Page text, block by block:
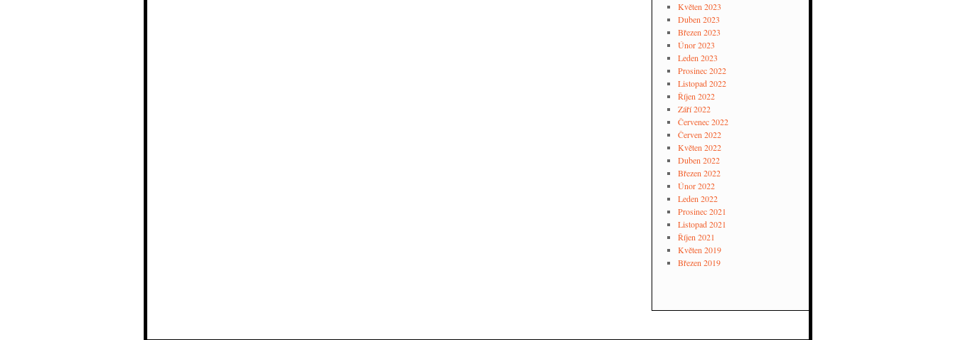
Květen 2023
Duben 2023
Březen 2023
Únor 2023
Leden 2023
Prosinec 2022
Listopad 2022
Říjen 2022
Září 2022
Červenec 2022
Červen 2022
Květen 2022
Duben 2022
Březen 2022
Únor 2022
Leden 2022
Prosinec 2021
Listopad 2021
Říjen 2021
Květen 2019
Březen 2019